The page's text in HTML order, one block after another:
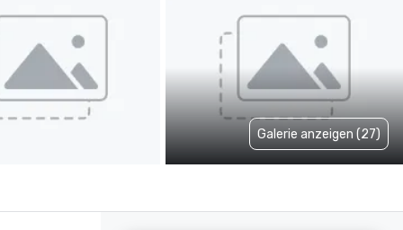
Galerie anzeigen (27)